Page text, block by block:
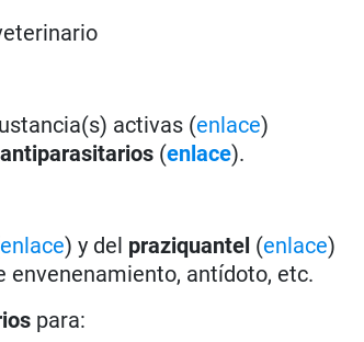
activas (enlace)
(enlace).
enlace) y del praziquantel (enlace)
antídoto, etc.
para: